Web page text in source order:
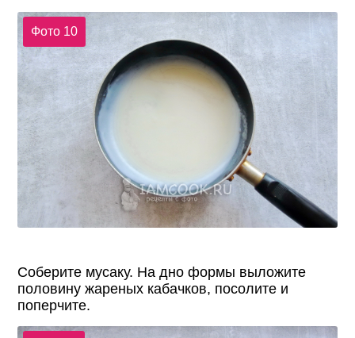
Фото 10
Соберите мусаку. На дно формы выложите
половину жареных кабачков, посолите и
поперчите.